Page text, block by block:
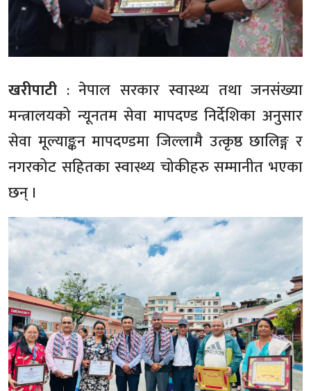
खरीपाटी : नेपाल सरकार स्वास्थ्य तथा जनसंख्या
मन्त्रालयको न्यूनतम सेवा मापदण्ड निर्देशिका अनुसार
सेवा मूल्याङ्कन मापदण्डमा जिल्लामै उत्कृष्ठ छालिङ्ग र
नगरकोट सहितका स्वास्थ्य चोकीहरु सम्मानीत भएका
छन् ।